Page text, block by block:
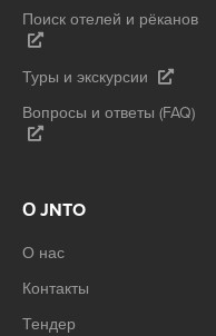
Поиск отелей и рёканов
Туры и экскурсии
Вопросы и ответы (FAQ)
О JNTO
О нас
Контакты
Тендер